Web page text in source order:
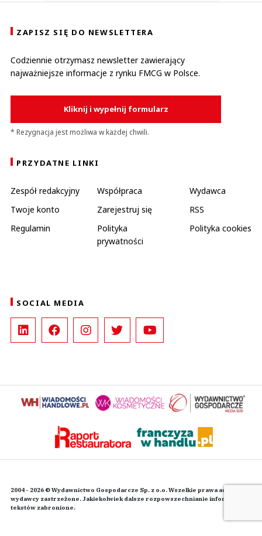
ZAPISZ SIĘ DO NEWSLETTERA
Codziennie otrzymasz newsletter zawierający
najważniejsze informacje z rynku FMCG w Polsce.
Kliknij i wypełnij formularz
* Rezygnacja jest możliwa w każdej chwili.
PRZYDATNE LINKI
Zespół redakcyjny Współpraca
Wydawca
Twoje konto
Zarejestruj się
RSS
Regulamin
Polityka
prywatności
Polityka cookies
SOCIAL MEDIA
2004 - 2026 © Wydawnictwo Gospodarcze Sp. z o.o. Wszelkie prawa autorskie
wydawcy zastrzeżone. Jakiekolwiek dalsze rozpowszechnianie informacji i
tekstów zabronione.